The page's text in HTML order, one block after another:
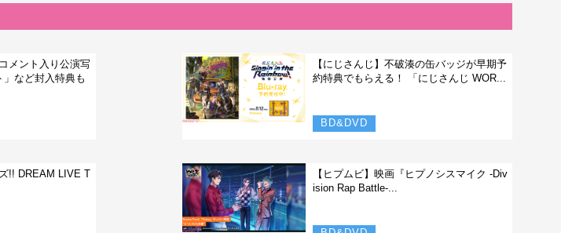
メント入り公演写
など封入特典も
【にじさんじ】不破湊の缶バッジが早期予
約特典でもらえる！ 「にじさんじ WOR...
BD&DVD
!! DREAM LIVE T
【ヒプムビ】映画『ヒプノシスマイク -Div
ision Rap Battle-...